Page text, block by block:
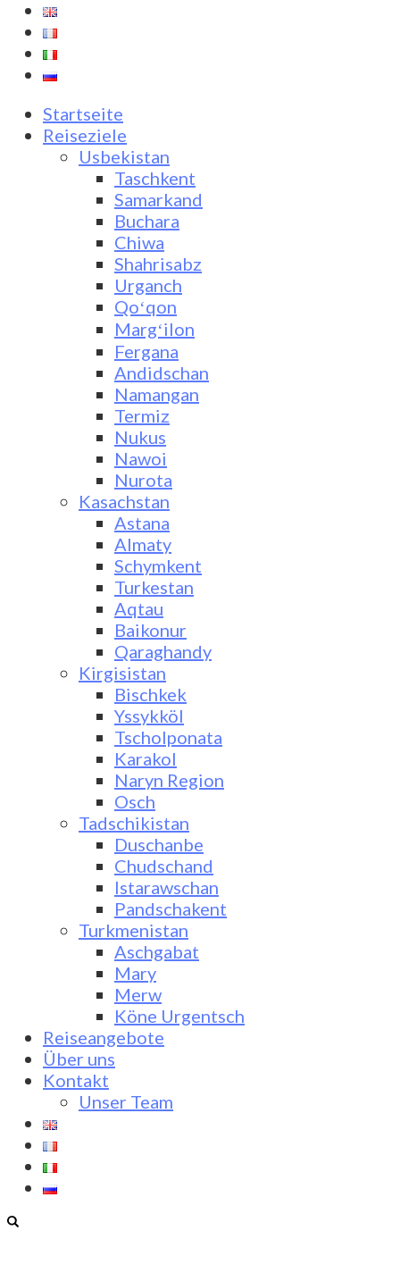
Startseite
Reiseziele
Usbekistan
Taschkent
Samarkand
Buchara
Chiwa
Shahrisabz
Urganch
Qoʻqon
Margʻilon
Fergana
Andidschan
Namangan
Termiz
Nukus
Nawoi
Nurota
Kasachstan
Astana
Almaty
Schymkent
Turkestan
Aqtau
Baikonur
Qaraghandy
Kirgisistan
Bischkek
Yssykköl
Tscholponata
Karakol
Naryn Region
Osch
Tadschikistan
Duschanbe
Chudschand
Istarawschan
Pandschakent
Turkmenistan
Aschgabat
Mary
Merw
Köne Urgentsch
Reiseangebote
Über uns
Kontakt
Unser Team